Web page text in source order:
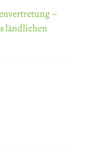
–
ländlichen